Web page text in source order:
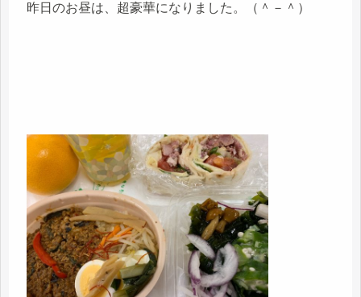
昨日のお昼は、超豪華になりました。（＾－＾）